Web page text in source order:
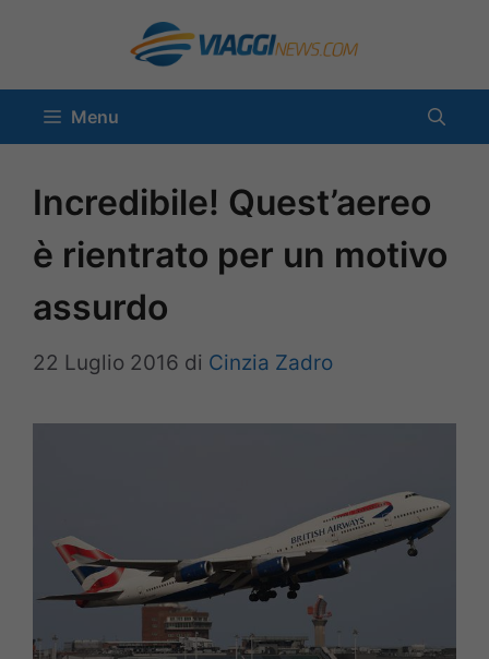
contenuto
Menu
Incredibile! Quest’aereo
è rientrato per un motivo
assurdo
22 Luglio 2016 di Cinzia Zadro